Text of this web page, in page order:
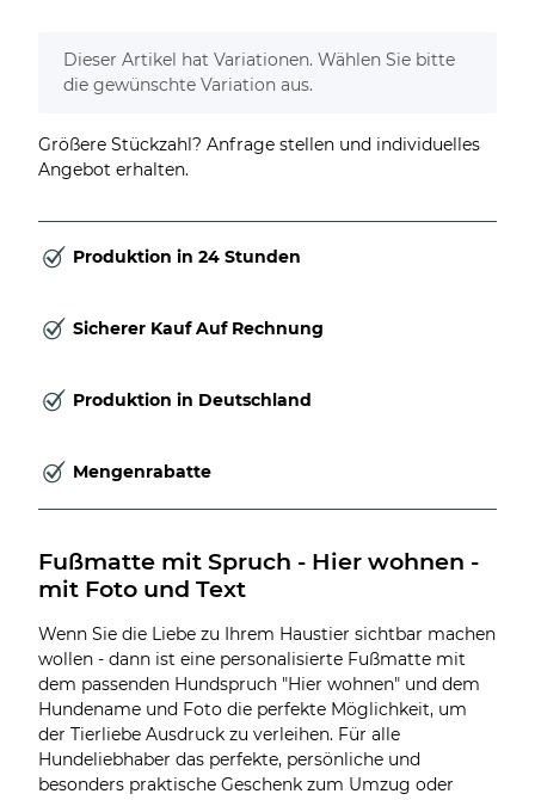
x
Dieser Artikel hat Variationen. Wählen Sie bitte
die gewünschte Variation aus.
Größere Stückzahl? Anfrage stellen und individuelles
Angebot erhalten.
Produktion in 24 Stunden
Sicherer Kauf Auf Rechnung
Produktion in Deutschland
Mengenrabatte
Fußmatte mit Spruch - Hier wohnen -
mit Foto und Text
Wenn Sie die Liebe zu Ihrem Haustier sichtbar machen
wollen - dann ist eine personalisierte Fußmatte mit
dem passenden Hundspruch "Hier wohnen" und dem
Hundename und Foto die perfekte Möglichkeit, um
der Tierliebe Ausdruck zu verleihen. Für alle
Hundeliebhaber das perfekte, persönliche und
besonders praktische Geschenk zum Umzug oder